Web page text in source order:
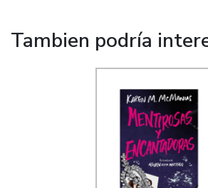
Tambien podría